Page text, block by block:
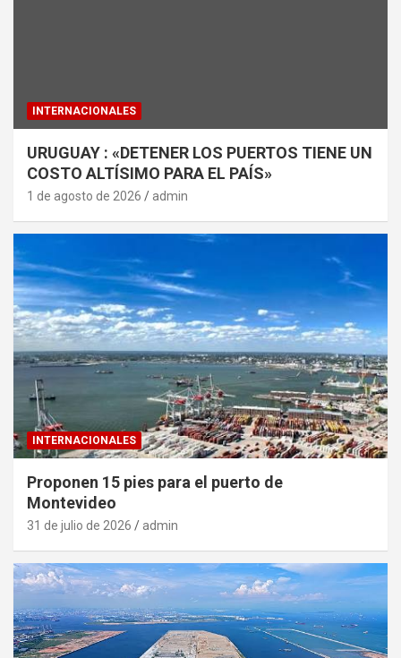
INTERNACIONALES
URUGUAY : «DETENER LOS PUERTOS TIENE UN
COSTO ALTÍSIMO PARA EL PAÍS»
1 de agosto de 2026 admin
INTERNACIONALES
Proponen 15 pies para el puerto de
Montevideo
31 de julio de 2026 admin